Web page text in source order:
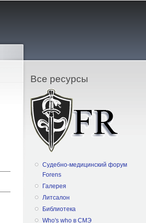
Все ресурсы
Судебно-медицинский форум
Forens
Галерея
Литсалон
Библиотека
Who's who в СМЭ